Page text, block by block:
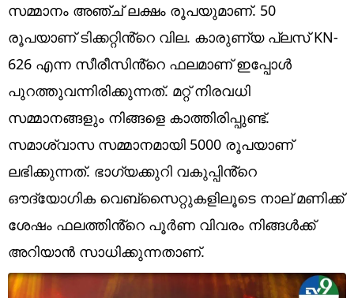
Technology
Religion
Web Story
Photo
Short Videos
സമ്മാനം അഞ്ച് ലക്ഷം രൂപയുമാണ്. 50
രൂപയാണ് ടിക്കറ്റിൻ്റെ വില. കാരുണ്യ പ്ലസ് KN-
626 എന്ന സീരീസിൻ്റെ ഫലമാണ് ഇപ്പോൾ
പുറത്തുവന്നിരിക്കുന്നത്. മറ്റ് നിരവധി
സമ്മാനങ്ങളും നിങ്ങളെ കാത്തിരിപ്പുണ്ട്.
സമാശ്വാസ സമ്മാനമായി 5000 രൂപയാണ്
ലഭിക്കുന്നത്. ഭാഗ്യക്കുറി വകുപ്പിൻ്റെ
ഔദ്യോഗിക വെബ്‌സൈറ്റുകളിലൂടെ നാല് മണിക്ക്
ശേഷം ഫലത്തിൻ്റെ പൂർണ വിവരം നിങ്ങൾക്ക്
അറിയാൻ സാധിക്കുന്നതാണ്.